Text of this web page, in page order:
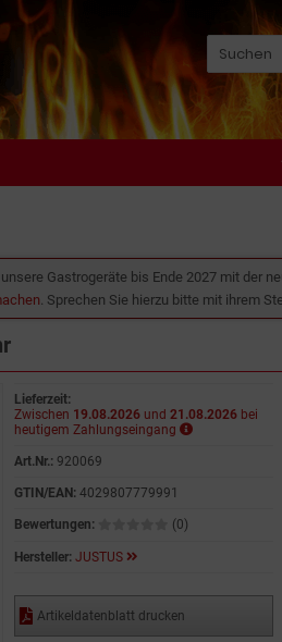
Gastrogeräte bis Ende 2027 mit der
. Sprechen Sie hierzu bitte mit ihrem
Lieferzeit:
Zwischen 19.08.2026und 21.08.2026bei
heutigem Zahlungseingang
Art.Nr.: 920069
GTIN/EAN: 4029807779991
Bewertungen: (0)
Hersteller: JUSTUS
Artikeldatenblatt drucken